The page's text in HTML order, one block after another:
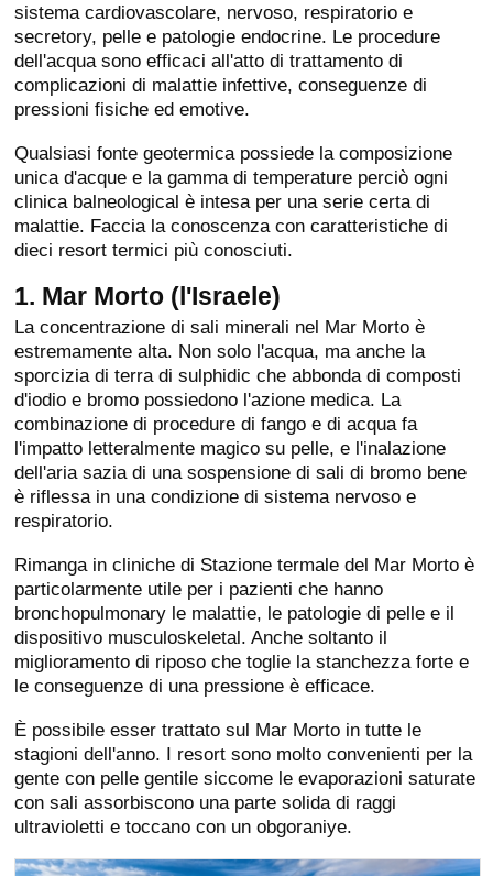
sistema cardiovascolare, nervoso, respiratorio e
secretory, pelle e patologie endocrine. Le procedure
dell'acqua sono efficaci all'atto di trattamento di
complicazioni di malattie infettive, conseguenze di
pressioni fisiche ed emotive.
Qualsiasi fonte geotermica possiede la composizione
unica d'acque e la gamma di temperature perciò ogni
clinica balneological è intesa per una serie certa di
malattie. Faccia la conoscenza con caratteristiche di
dieci resort termici più conosciuti.
1. Mar Morto (l'Israele)
La concentrazione di sali minerali nel Mar Morto è
estremamente alta. Non solo l'acqua, ma anche la
sporcizia di terra di sulphidic che abbonda di composti
d'iodio e bromo possiedono l'azione medica. La
combinazione di procedure di fango e di acqua fa
l'impatto letteralmente magico su pelle, e l'inalazione
dell'aria sazia di una sospensione di sali di bromo bene
è riflessa in una condizione di sistema nervoso e
respiratorio.
Rimanga in cliniche di Stazione termale del Mar Morto è
particolarmente utile per i pazienti che hanno
bronchopulmonary le malattie, le patologie di pelle e il
dispositivo musculoskeletal. Anche soltanto il
miglioramento di riposo che toglie la stanchezza forte e
le conseguenze di una pressione è efficace.
È possibile esser trattato sul Mar Morto in tutte le
stagioni dell'anno. I resort sono molto convenienti per la
gente con pelle gentile siccome le evaporazioni saturate
con sali assorbiscono una parte solida di raggi
ultravioletti e toccano con un obgoraniye.